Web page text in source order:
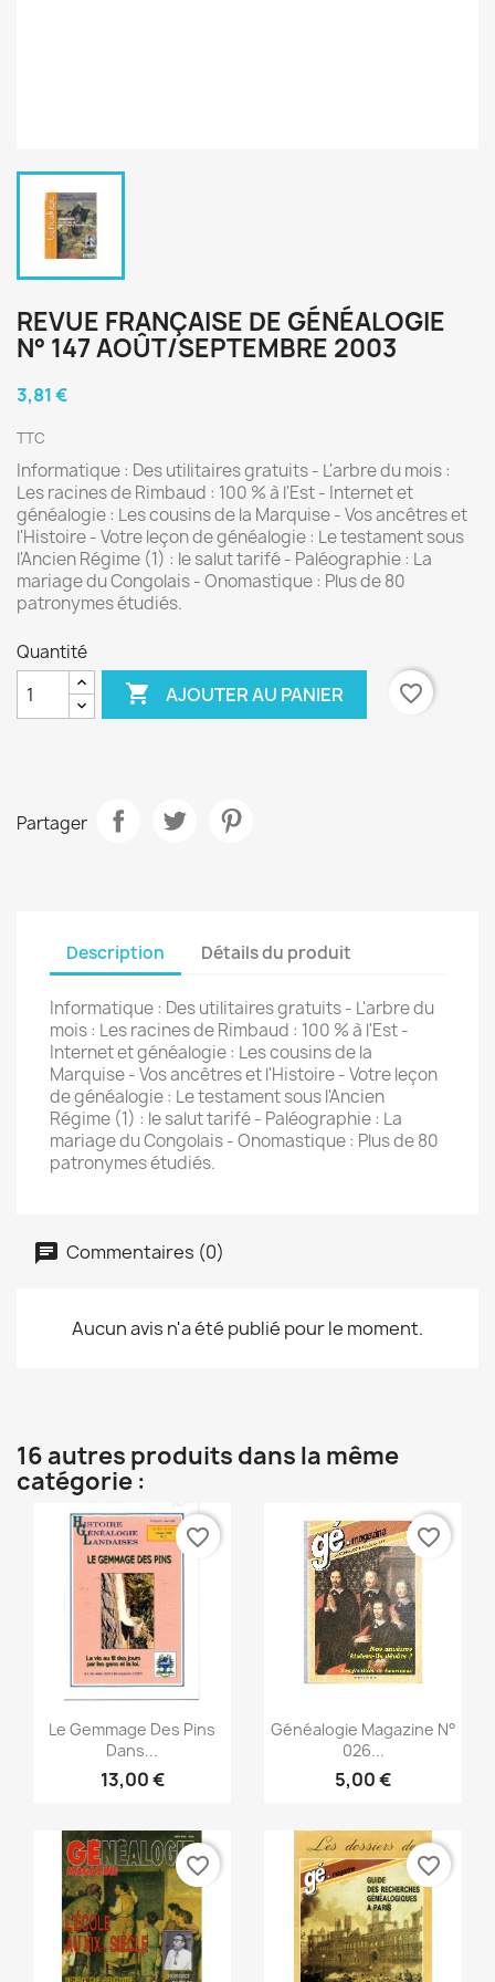
REVUE FRANÇAISE DE GÉNÉALOGIE
N° 147 AOÛT/SEPTEMBRE 2003
3,81 €
TTC
Informatique : Des utilitaires gratuits - L'arbre du mois :
Les racines de Rimbaud : 100 % à l'Est - Internet et
généalogie : Les cousins de la Marquise - Vos ancêtres et
l'Histoire - Votre leçon de généalogie : Le testament sous
l'Ancien Régime (1) : le salut tarifé - Paléographie : La
mariage du Congolais - Onomastique : Plus de 80
patronymes étudiés.
Quantité
 AJOUTER AU PANIER favorite_border
Partager
Description Détails du produit
Informatique : Des utilitaires gratuits - L'arbre du
mois : Les racines de Rimbaud : 100 % à l'Est -
Internet et généalogie : Les cousins de la
Marquise - Vos ancêtres et l'Histoire - Votre leçon
de généalogie : Le testament sous l'Ancien
Régime (1) : le salut tarifé - Paléographie : La
mariage du Congolais - Onomastique : Plus de 80
patronymes étudiés.
Commentaires (0)
Aucun avis n'a été publié pour le moment.
16 autres produits dans la même
catégorie :
Aperçu rapide
Le Gemmage Des Pins
Dans...
13,00 €
favorite_border
Aperçu rapide
Généalogie Magazine N°
026...
5,00 €
favorite_border
favorite_border favorite_border